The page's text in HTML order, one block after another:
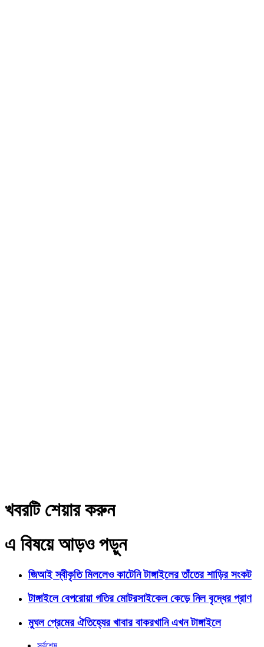
খবরটি শেয়ার করুন
এ বিষয়ে আড়ও পড়ুন
জিআই স্বীকৃতি মিললেও কাটেনি টাঙ্গাইলের তাঁতের শাড়ির সংকট
টাঙ্গাইলে বেপরোয়া গতির মোটরসাইকেল কেড়ে নিল বৃদ্ধের প্রাণ
মুঘল প্রেমের ঐতিহ্যের খাবার বাকরখানি এখন টাঙ্গাইলে